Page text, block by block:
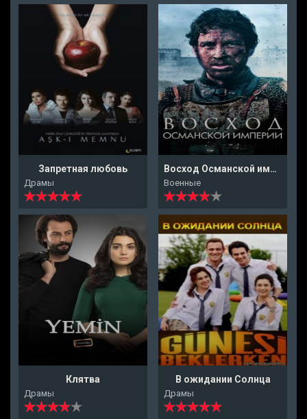
Запретная любовь
Драмы
Восход Османской империи
Военные
Клятва
Драмы
В ожидании Солнца
Драмы